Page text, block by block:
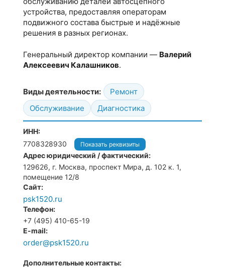
устройства, предоставляя операторам
подвижного состава быстрые и надёжные
решения в разных регионах.
Генеральный директор компании — Валерий
Алексеевич Калашников.
Виды деятельности:
Ремонт
Обслуживание
Диагностика
ИНН:
7708328930
Показать реквизиты
Адрес юридический / фактический:
129626, г. Москва, проспект Мира, д. 102 к. 1,
помещение 12/8
Сайт:
psk1520.ru
Телефон:
+7 (495) 410-65-19
E-mail:
order@psk1520.ru
Дополнительные контакты: